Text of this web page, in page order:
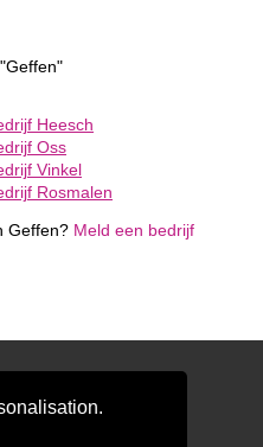
Heesch
Oss
Vinkel
Rosmalen
Geffen? Meld een bedrijf